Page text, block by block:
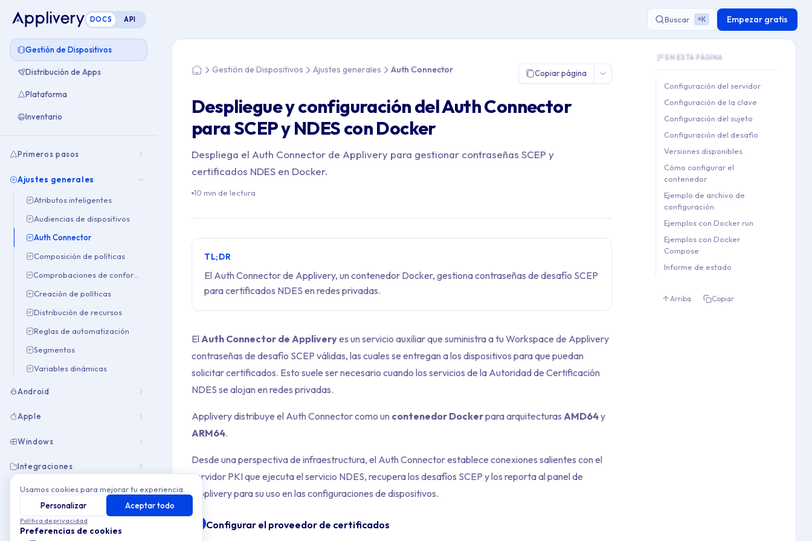
DOCS API
Gestión de Dispositivos
Distribución de Apps
Plataforma
Inventario
Primeros pasos
Ajustes generales
Atributos inteligentes
Audiencias de dispositivos
Auth Connector
Composición de políticas
Creación de políticas
Distribución de recursos
Reglas de automatización
Segmentos
Variables dinámicas
Android
Apple
Windows
Integraciones
Buscar ⌘K Empezar gratis
HomeGestión de Dispositivos Ajustes generales Auth Connector Copiar página
Despliegue y configuración del Auth Connector
para SCEP y NDES con Docker
Despliega el Auth Connector de Applivery para gestionar contraseñas SCEP y
certificados NDES en Docker.
10 min de lectura
TL;DR
El Auth Connector de Applivery, un contenedor Docker, gestiona contraseñas de desafío SCEP
para certificados NDES en redes privadas.
ElAuth Connector de Appliveryes un servicio auxiliar que suministra a tu Workspace de Applivery
contraseñas de desafío SCEP válidas, las cuales se entregan a los dispositivos para que puedan
solicitar certificados. Esto suele ser necesario cuando los servicios de la Autoridad de Certificación
NDES se alojan en redes privadas.
Applivery distribuye el Auth Connector como un contenedor Dockerpara arquitecturas AMD64y
ARM64.
Desde una perspectiva de infraestructura, el Auth Connector establece conexiones salientes con el
servidor PKI que ejecuta el servicio NDES, recupera los desafíos SCEP y los reporta al panel de
Applivery para su uso en las configuraciones de dispositivos.
Configurar el proveedor de certificados
Key topics covered: Configuración del
Section hierarchy:
2. Configuración de la clave
3. Configuración del sujeto
4. Configuración del desafío
5. Versiones disponibles
6. Cómo configurar el
7. Ejemplo de archivo de
8. Ejemplos con Docker run
9. Ejemplos con Docker
10. Informe de estado
EN ESTA PÁGINA
Configuración del servidor
Configuración de la clave
Configuración del sujeto
Configuración del desafío
Versiones disponibles
Cómo configurar el
contenedor
Ejemplo de archivo de
configuración
Ejemplos con Docker run
Ejemplos con Docker
Compose
Informe de estado
Arriba Copiar
Usamos cookies para mejorar tu experiencia.
Personalizar
Aceptar todo
Política de privacidad
Preferencias de cookies